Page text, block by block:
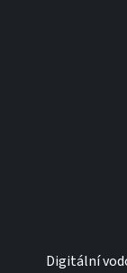
Digitální